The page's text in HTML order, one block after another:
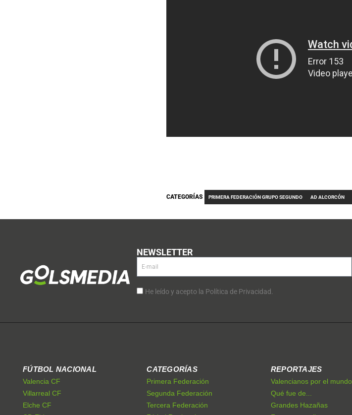
CATEGORÍAS PRIMERA FEDERACIÓN GRUPO SEGUNDO AD ALCORCÓN
NEWSLETTER
He leído y acepto la Política de Privacidad.
FÚTBOL NACIONAL
Valencia CF
Villarreal CF
Elche CF
CATEGORÍAS
Primera Federación
Segunda Federación
Tercera Federación
REPORTAJES
Valencianos por el mundo
Qué fue de...
Grandes Hazañas